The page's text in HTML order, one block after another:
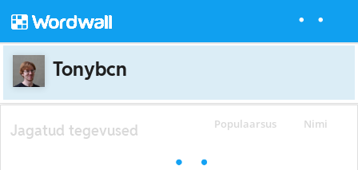
Tonybcn
Populaarsus Nimi
Jagatud tegevused